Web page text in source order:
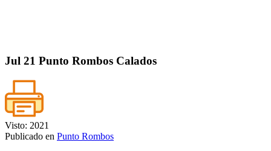
Jul 21 Punto Rombos Calados
Visto: 2021
Publicado en Punto Rombos